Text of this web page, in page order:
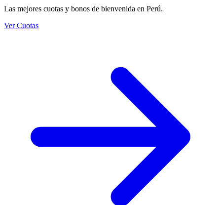
Las mejores cuotas y bonos de bienvenida en Perú.
Ver Cuotas